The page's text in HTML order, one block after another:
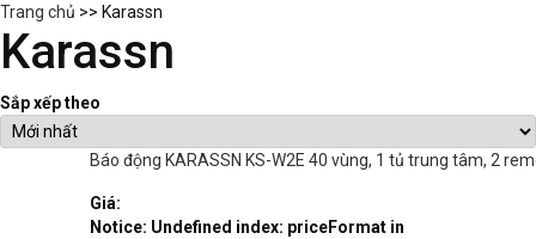
Trang chủ >> Karassn
Karassn
Sắp xếp theo
Báo động KARASSN KS-W2E 40 vùng, 1 tủ trung tâm, 2
Giá:
Notice: Undefined index: priceFormat in